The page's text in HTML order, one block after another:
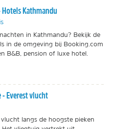
Kathmandu
in Kathmandu? Bekijk de
in de omgeving bij Booking.com
B&B, pension of luxe hotel.
- Everest vlucht
langs de hoogste pieken